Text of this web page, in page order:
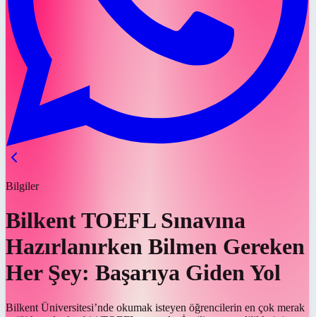
Bilgiler
Bilkent TOEFL Sınavına
Hazırlanırken Bilmen Gereken
Her Şey: Başarıya Giden Yol
Bilkent Üniversitesi’nde okumak isteyen öğrencilerin en çok merak